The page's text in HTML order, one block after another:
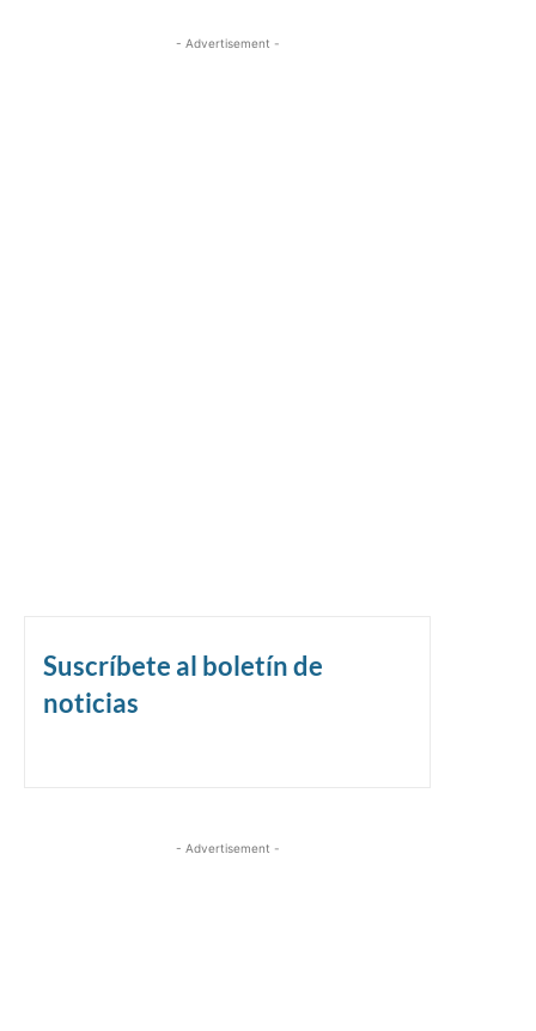
- Advertisement -
Suscríbete al boletín de
noticias
- Advertisement -